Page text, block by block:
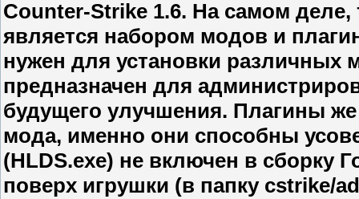
Counter-Strike 1.6. На самом
является набором модов и
нужен для установки различных
предназначен для
будущего улучшения. Плагины
мода, именно они способны
(HLDS.exe) не включен в сборку
поверх игрушки (в папку cstrike/